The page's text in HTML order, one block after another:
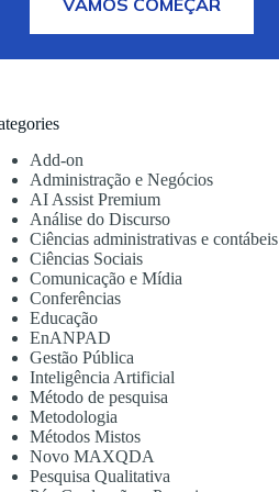
VAMOS COMEÇAR
Add-on
Administração e Negócios
AI Assist Premium
Análise do Discurso
Ciências administrativas e contábeis
Ciências Sociais
Comunicação e Mídia
Conferências
Educação
EnANPAD
Gestão Pública
Inteligência Artificial
Método de pesquisa
Metodologia
Métodos Mistos
Novo MAXQDA
Pesquisa Qualitativa